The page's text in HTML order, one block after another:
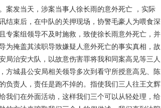
案发当天，涉案当事人徐长雨的意外死亡 ，实际
结束后，在中队的关押现场，协警毛豪人为喂食深
专案组领导不及时施救，致使徐长雨意外死亡，并
为掩盖其渎职导致嫌疑人意外死亡的事实真相，故
局治安大队，以故意伤害罪将我和同案高见等三人
方城县公安局相关领导多次到看守所授意高见、陈
负责人，责任是跑不掉的。指使我们三人往王文辉
我们在外面活动，这样我们三个可以从轻处理，给